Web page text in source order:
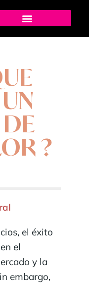
?
el éxito
el
y la
embargo,